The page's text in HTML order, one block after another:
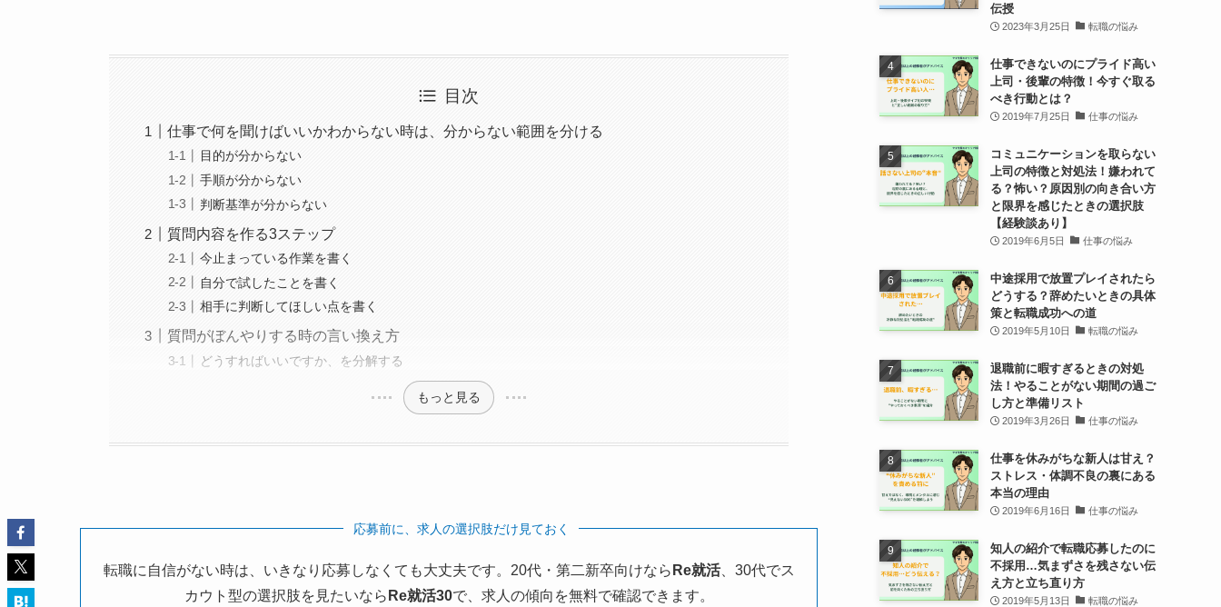
目次
仕事で何を聞けばいいかわからない時は、分からない範囲を分ける
目的が分からない
手順が分からない
判断基準が分からない
質問内容を作る3ステップ
今止まっている作業を書く
自分で試したことを書く
相手に判断してほしい点を書く
質問がぼんやりする時の言い換え方
どうすればいいですか、を分解する
もっと見る
応募前に、求人の選択肢だけ見ておく
転職に自信がない時は、いきなり応募しなくても大丈夫です。20代・第二新卒向けなら Re就活、30代でス
カウト型の選択肢を見たいなら Re就活30で、求人の傾向を無料で確認できます。
伝授
2023年3月25日 転職の悩み
仕事できないのにプライド高い
上司・後輩の特徴！今すぐ取る
べき行動とは？
2019年7月25日 仕事の悩み
コミュニケーションを取らない
上司の特徴と対処法！嫌われて
る？怖い？原因別の向き合い方
と限界を感じたときの選択肢
【経験談あり】
2019年6月5日 仕事の悩み
中途採用で放置プレイされたら
どうする？辞めたいときの具体
策と転職成功への道
2019年5月10日 転職の悩み
退職前に暇すぎるときの対処
法！やることがない期間の過ご
し方と準備リスト
2019年3月26日 仕事の悩み
仕事を休みがちな新人は甘え？
ストレス・体調不良の裏にある
本当の理由
2019年6月16日 仕事の悩み
知人の紹介で転職応募したのに
不採用…気まずさを残さない伝
え方と立ち直り方
2019年5月13日 転職の悩み